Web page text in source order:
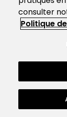
consulter
Politique